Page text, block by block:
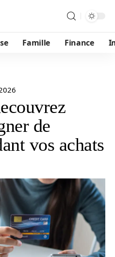
Famille Finance
de
vos achats